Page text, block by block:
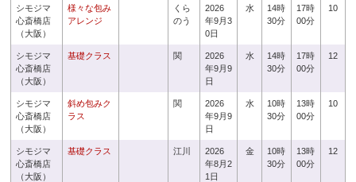
シモジマ
心斎橋店
（大阪）
様々な包み
アレンジ
くら
のう
2026
年9月3
0日
水
14時
30分
17時
00分
10
シモジマ
心斎橋店
（大阪）
基礎クラス 関
2026
年9月9
日
水
14時
30分
17時
00分
12
シモジマ
心斎橋店
（大阪）
斜め包みク
ラス
関
2026
年9月9
日
水
10時
30分
13時
00分
10
シモジマ
心斎橋店
（大阪）
基礎クラス 江川
2026
年8月2
1日
金
10時
30分
13時
00分
12